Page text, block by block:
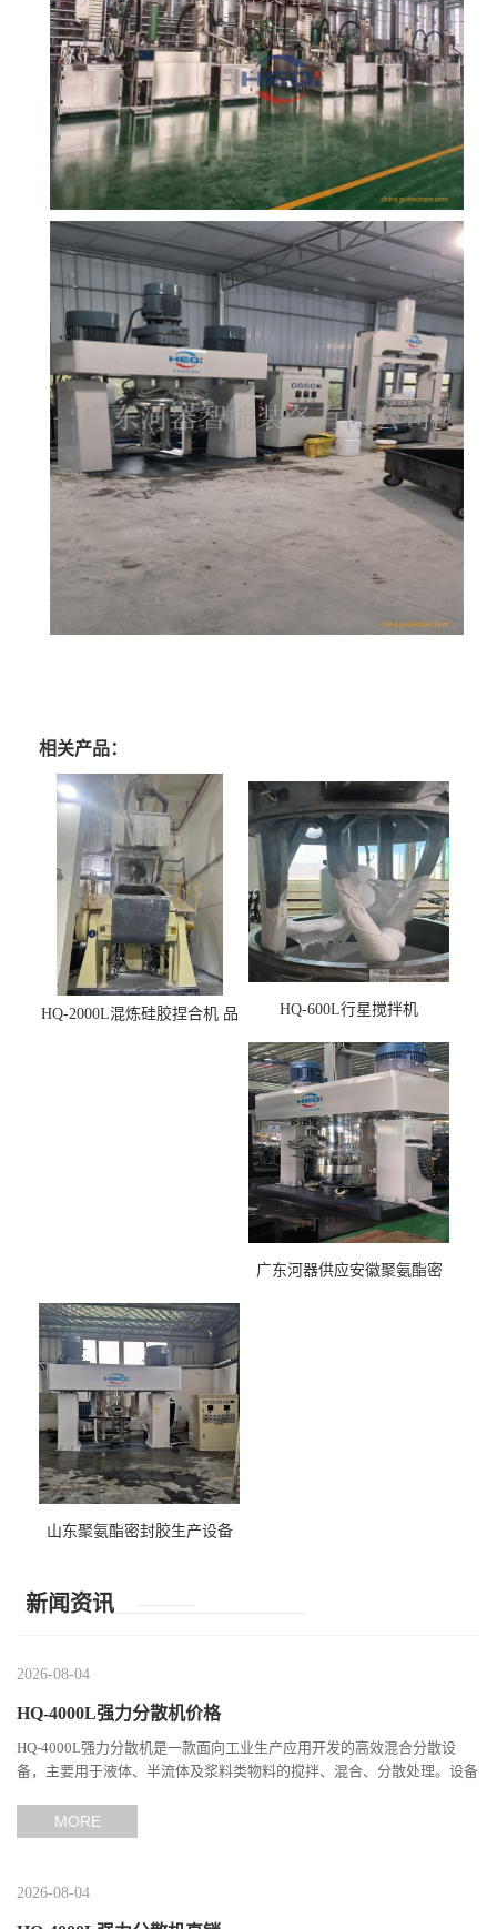
相关产品：
HQ-2000L混炼硅胶捏合机 品
HQ-600L行星搅拌机
广东河器供应安徽聚氨酯密
山东聚氨酯密封胶生产设备
新闻资讯
2026-08-04
HQ-4000L强力分散机价格
HQ-4000L强力分散机是一款面向工业生产应用开发的高效混合分散设
备，主要用于液体、半流体及浆料类物料的搅拌、混合、分散处理。设备
MORE
2026-08-04